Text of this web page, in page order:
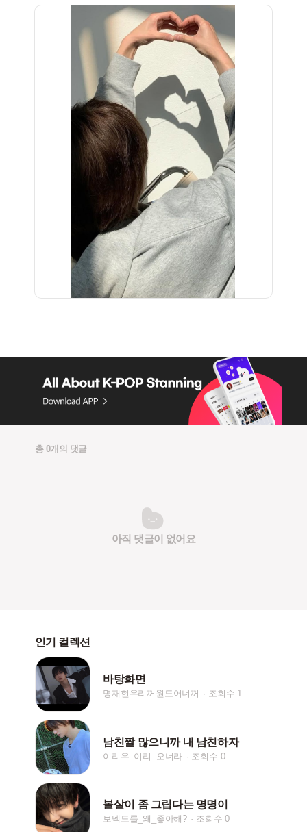
총 0개의 댓글
아직 댓글이 없어요
인기 컬렉션
바탕화면
명재현우리꺼원도어너꺼 조회수 1
남친짤 많으니까 내 남친하자
이리우_이리_오너라 조회수 0
볼살이 좀 그립다는 명명이
보넥도를_왜_좋아해? 조회수 0